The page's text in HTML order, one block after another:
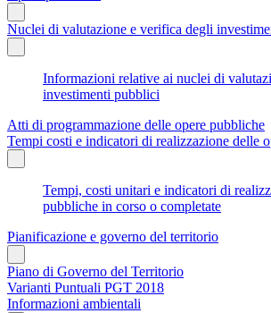
Nuclei di valutazione e verifica degli
Informazioni relative ai nuclei di
investimenti pubblici
Atti di programmazione delle opere pubbliche
Tempi costi e indicatori di realizzazione delle
Tempi, costi unitari e indicatori di
pubbliche in corso o completate
Pianificazione e governo del territorio
Piano di Governo del Territorio
Varianti Puntuali PGT 2018
Informazioni ambientali